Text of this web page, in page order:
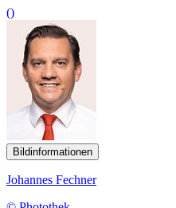
()
Bildinformationen
Johannes Fechner